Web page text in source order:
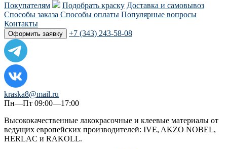
Покупателям
Подобрать краску Доставка и самовывоз
Способы заказа Способы оплаты Популярные вопросы
Контакты
Оформить заявку +7 (343) 243-58-08
kraska8@mail.ru
Пн—Пт 09:00—17:00
Высококачественные лакокрасочные и клеевые материалы от
ведущих европейских производителей: IVE, AKZO NOBEL,
HERLAC и RAKOLL.